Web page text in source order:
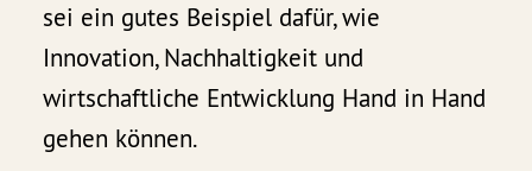
sei ein gutes Beispiel dafür, wie
Innovation, Nachhaltigkeit und
wirtschaftliche Entwicklung Hand in Hand
gehen können.